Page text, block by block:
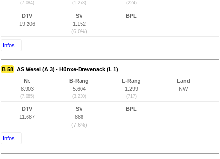
(7.084) (1.273) (224)
DTV
19.206
SV
1.152
(6,0%)
BPL
Infos...
B 58 AS Wesel (A 3) - Hünxe-Drevenack (L 1)
Nr.
8.903
(7.085)
B-Rang
5.604
(3.230)
L-Rang
1.299
(717)
Land
NW
DTV
11.687
SV
888
(7,6%)
BPL
Infos...